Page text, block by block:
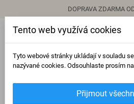
DOPRAVA ZDARMA
Tento web využívá cookies
Tyto webové stránky ukládají v souladu
nazývané cookies. Odsouhlaste prosím
Přijmout